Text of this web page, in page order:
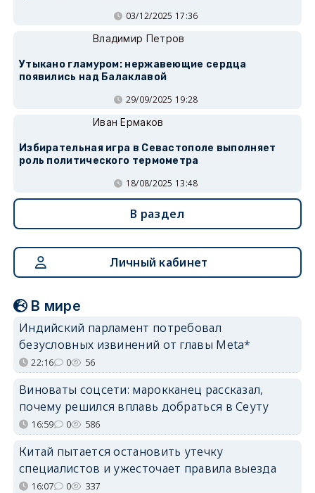
03/12/2025 17:36
Владимир Петров
Утыкано гламуром: нержавеющие сердца
появились над Балаклавой
29/09/2025 19:28
Иван Ермаков
Избирательная игра в Севастополе выполняет
роль политического термометра
18/08/2025 13:48
В раздел
Личный кабинет
В мире
Индийский парламент потребовал
безусловных извинений от главы Meta*
22:16 0 56
Виноваты соцсети: марокканец рассказал,
почему решился вплавь добраться в Сеуту
16:59 0 586
Китай пытается остановить утечку
специалистов и ужесточает правила выезда
16:07 0 337